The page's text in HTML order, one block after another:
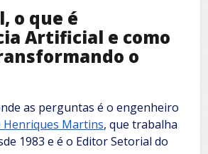
o que é
Artificial e como
o
as perguntas é o engenheiro
Henriques Martins, que trabalha
1983 e é o Editor Setorial do